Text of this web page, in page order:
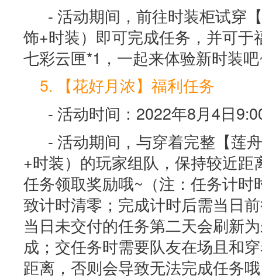
- 活动期间，前往时装柜试穿
饰+时装）即可完成任务，并可于
七彩云匣*1，一起来体验新时装
5. 【花好月浓】福利任务
- 活动时间：2022年8月4日
- 活动期间，与穿着完整【莲
+时装）的玩家组队，保持较近距
任务领取奖励哦~（注：任务计时
致计时清零；完成计时后需当日
当日未交付的任务第二天会刷新
成；交任务时需要队友在场且和
距离，否则会导致无法完成任务